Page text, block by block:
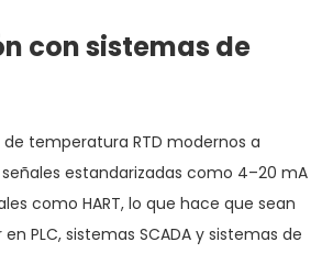
con sistemas de
temperatura RTD modernos a
estandarizadas como 4–20 mA
como HART, lo que hace que sean
PLC, sistemas SCADA y sistemas de